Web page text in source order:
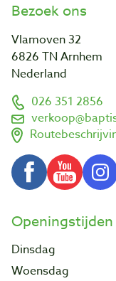
Bezoek ons
Vlamoven 32
6826 TN Arnhem
Nederland
026 351 2856
Openingstijden
Dinsdag
Woensdag